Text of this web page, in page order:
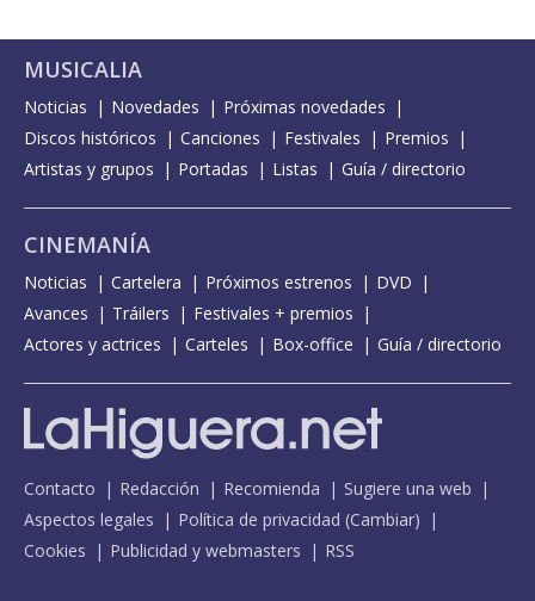
MUSICALIA
Noticias Novedades
Próximas novedades
Discos históricos
Canciones Festivales
Premios
Artistas y grupos
Portadas Listas Guía / directorio
CINEMANÍA
Noticias Cartelera Próximos estrenos
DVD
Avances
Tráilers
Festivales + premios
Actores y actrices
Carteles Box-office Guía / directorio
Contacto Redacción Recomienda
Sugiere una web
Aspectos legales
Política de privacidad (Cambiar)
Cookies
Publicidad y webmasters RSS